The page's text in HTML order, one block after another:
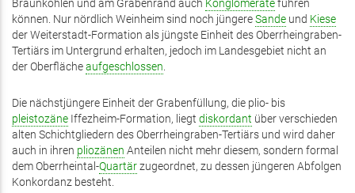
Braunkohlen und am Grabenrand auch Konglomerateführen
können. Nur nördlich Weinheim sind noch jüngereSande und Kiese
der Weiterstadt-Formation als jüngste Einheit des Oberrheingraben-
Tertiärs im Untergrund erhalten, jedoch im Landesgebiet nicht an
der Oberflächeaufgeschlossen.
Die nächstjüngere Einheit der Grabenfüllung, die plio- bis
pleistozäne Iffezheim-Formation, liegt diskordant über verschieden
alten Schichtgliedern des Oberrheingraben-Tertiärs und wird daher
auch in ihren pliozänen Anteilen nicht mehr diesem, sondern formal
dem Oberrheintal-Quartärzugeordnet, zu dessen jüngeren Abfolgen
Konkordanz besteht.